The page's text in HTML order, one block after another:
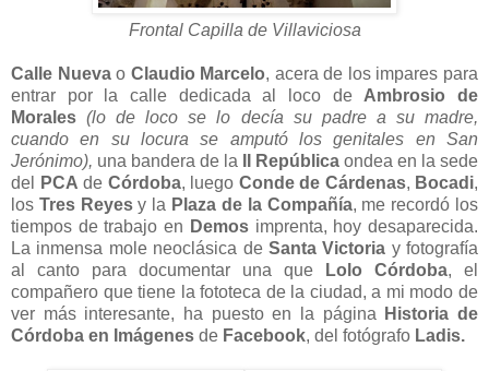
Frontal Capilla de Villaviciosa
Calle Nuevao Claudio Marcelo, acera de los impares para
entrar por la calle dedicada al loco de Ambrosio de
Morales (lo de loco se lo decía su padre a su madre,
cuando en su locura se amputó los genitales en San
Jerónimo), una bandera de la II República ondea en la sede
del
PCA de Córdoba, luego Conde de Cárdenas, Bocadi,
los Tres Reyesy la Plaza de la Compañía, me recordó los
tiempos de trabajo en Demosimprenta, hoy desaparecida.
La inmensa mole neoclásica de Santa Victoria y fotografía
al canto para documentar una que
Lolo Córdoba, el
compañero que tiene la fototeca de la ciudad, a mi modo de
ver más interesante, ha puesto en la página
Historia de
Córdoba en Imágenes de Facebook, del fotógrafo Ladis.